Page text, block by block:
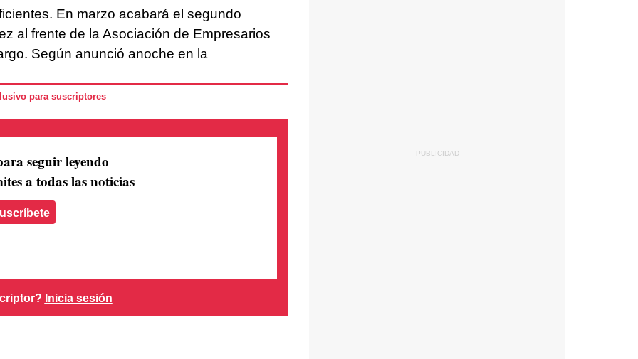
En marzo acabará el segundo
al frente de la Asociación de Empresarios
Según anunció anoche en la
para suscriptores
seguir leyendo
a todas las noticias
Inicia sesión